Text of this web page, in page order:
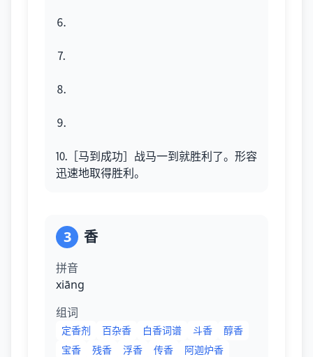
⒍
⒎
⒏
⒐
⒑［马到成功］战马一到就胜利了。形容
迅速地取得胜利。
3 香
拼音
xiānɡ
组词
定香剂 百杂香 白香词谱 斗香
醇香
宝香
残香 浮香 传香 阿迦炉香